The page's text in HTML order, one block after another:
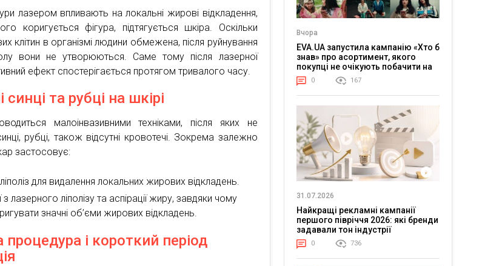
лазером впливають на локальні жирові відкладення,
коригується фігура, підтягується шкіра. Оскільки
клітин в організмі людини обмежена, після руйнування
вони не утворюються. Саме тому після лазерної
ефект спостерігається протягом тривалого часу.
синці та рубці на шкірі
малоінвазивними техніками, після яких не
рубці, також відсутні кровотечі. Зокрема залежно
застосовує:
для видалення локальних жирових відкладень.
з лазерного ліполізу та аспірації жиру, завдяки чому
значні об’єми жирових відкладень.
і короткий період
Вчора
EVA.UA запустила кампанію «Хто б
знав» про асортимент, якого
покупці не очікують побачити на
платформі
0 167
31.07.2026
Найкращі рекламні кампанії
першого півріччя 2026: які бренди
задавали тон індустрії
0 736